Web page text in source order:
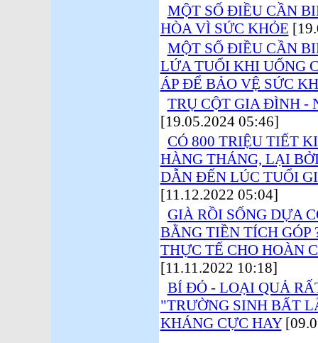
MỘT SỐ ĐIỀU CẦN
HÒA VÌ SỨC KHỎE
MỘT SỐ ĐIỀU CẦN
LỨA TUỔI KHI UỐNG
ÁP ĐỂ BẢO VỆ SỨC
TRỤ CỘT GIA ĐÌNH -
[19.05.2024 05:46]
CÓ 800 TRIỆU TIẾT
HÀNG THÁNG, LẠI
DẪN ĐẾN LÚC TUỔI
[11.12.2022 05:04]
GIÀ RỒI SỐNG DỰA
BẰNG TIỀN TÍCH
THỰC TẾ CHO HOÀN
[11.11.2022 10:18]
BÍ ĐỎ - LOẠI QUẢ
"TRƯỜNG SINH BẤT
KHÁNG CỰC HAY